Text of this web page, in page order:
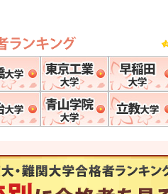
学 一橋大学 東京工業大学
大学 明治大学 青山学院大学